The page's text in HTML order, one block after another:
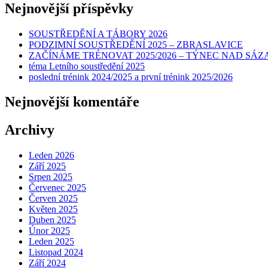
Nejnovější příspěvky
SOUSTŘEDĚNÍ A TÁBORY 2026
PODZIMNÍ SOUSTŘEDĚNÍ 2025 – ZBRASLAVICE
ZAČÍNÁME TRÉNOVAT 2025/2026 – TÝNEC NAD
téma Letního soustředění 2025
poslední trénink 2024/2025 a první trénink 2025/2026
Nejnovější komentáře
Archivy
Leden 2026
Září 2025
Srpen 2025
Červenec 2025
Červen 2025
Květen 2025
Duben 2025
Únor 2025
Leden 2025
Listopad 2024
Září 2024